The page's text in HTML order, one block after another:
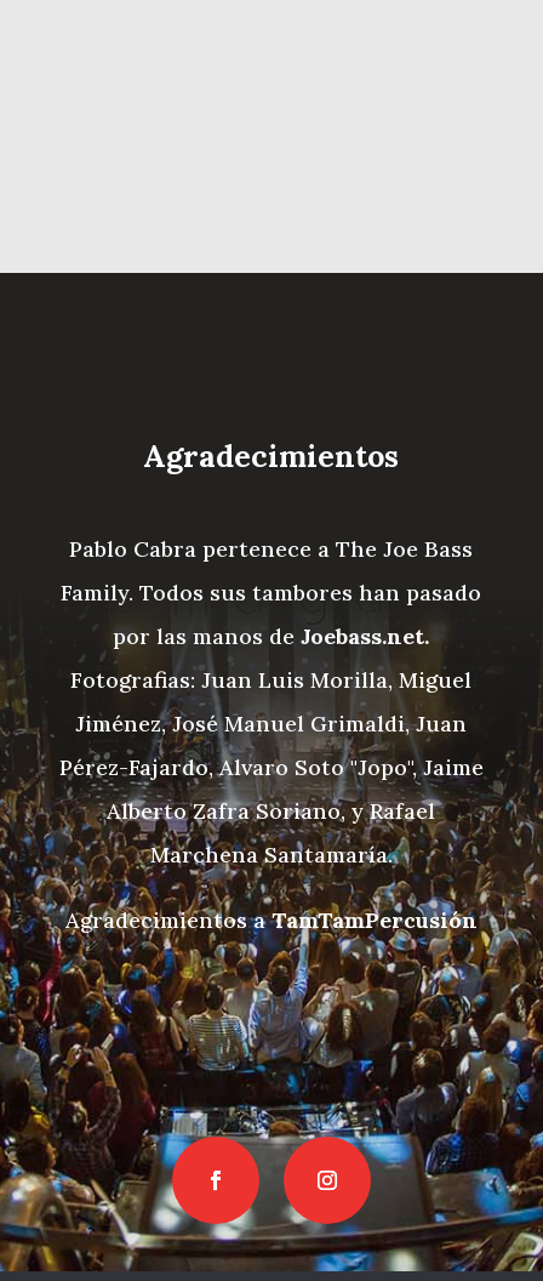
Agradecimientos
Pablo Cabra pertenece a The Joe Bass
Family. Todos sus tambores han pasado
por las manos deJoebass.net.
Fotografias: Juan Luis Morilla, Miguel
Jiménez, José Manuel Grimaldi, Juan
Pérez-Fajardo, Alvaro Soto "Jopo", Jaime
Alberto Zafra Soriano, y Rafael
Marchena Santamaría.
Agradecimientos aTamTamPercusión